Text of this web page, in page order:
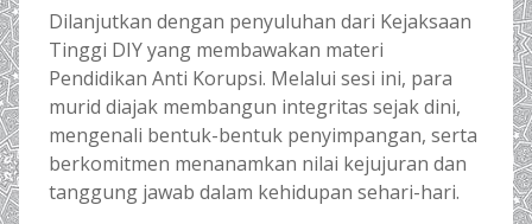
Dilanjutkan dengan penyuluhan dari Kejaksaan
Tinggi DIY yang membawakan materi
Pendidikan Anti Korupsi. Melalui sesi ini, para
murid diajak membangun integritas sejak dini,
mengenali bentuk-bentuk penyimpangan, serta
berkomitmen menanamkan nilai kejujuran dan
tanggung jawab dalam kehidupan sehari-hari.